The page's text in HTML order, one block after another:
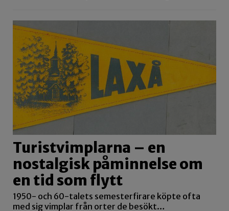
Turistvimplarna – en
nostalgisk påminnelse om
en tid som flytt
1950- och 60-talets semesterfirare köpte ofta
med sig vimplar från orter de besökt…